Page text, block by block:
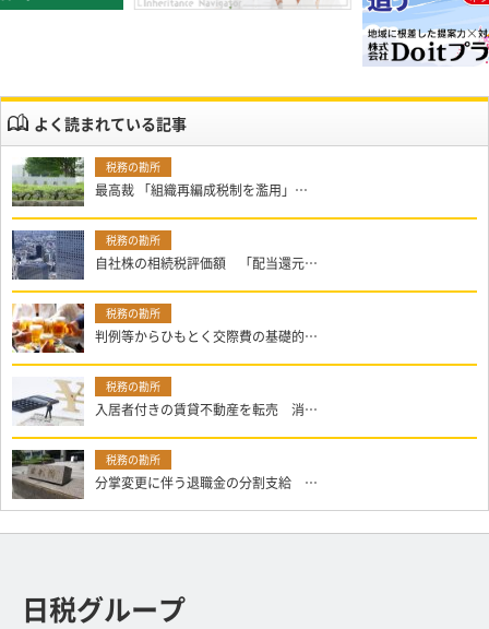
よく読まれている記事
最高裁 「組織再編成税制を濫用」…
自社株の相続税評価額 「配当還元…
判例等からひもとく交際費の基礎的…
入居者付きの賃貸不動産を転売 消…
分掌変更に伴う退職金の分割支給 …
日税グループ